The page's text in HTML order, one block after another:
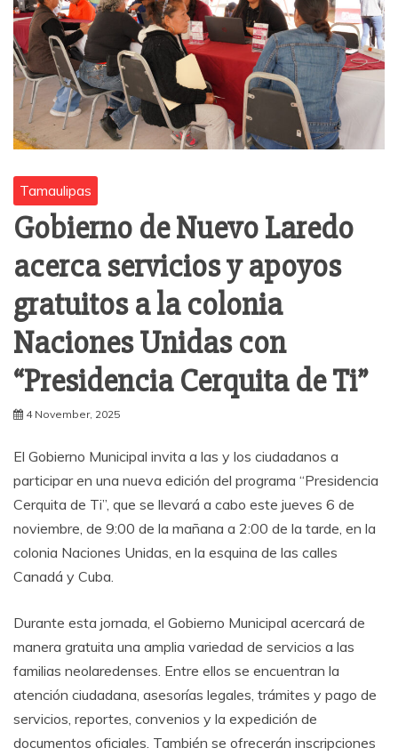
Tamaulipas
Gobierno de Nuevo Laredo
acerca servicios y apoyos
gratuitos a la colonia
Naciones Unidas con
“Presidencia Cerquita de Ti”
4 November, 2025
El Gobierno Municipal invita a las y los ciudadanos a
participar en una nueva edición del programa “Presidencia
Cerquita de Ti”, que se llevará a cabo este jueves 6 de
noviembre, de 9:00 de la mañana a 2:00 de la tarde, en la
colonia Naciones Unidas, en la esquina de las calles
Canadá y Cuba.
Durante esta jornada, el Gobierno Municipal acercará de
manera gratuita una amplia variedad de servicios a las
familias neolaredenses. Entre ellos se encuentran la
atención ciudadana, asesorías legales, trámites y pago de
servicios, reportes, convenios y la expedición de
documentos oficiales. También se ofrecerán inscripciones